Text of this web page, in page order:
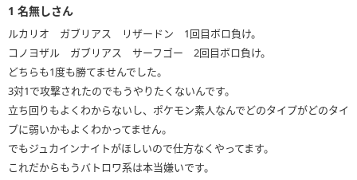
1 名無しさん
ルカリオ ガブリアス リザードン 1回目ボロ負け。
コノヨザル ガブリアス サーフゴー 2回目ボロ負け。
どちらも1度も勝てませんでした。
3対1で攻撃されたのでもうやりたくないんです。
立ち回りもよくわからないし、ポケモン素人なんでどのタイプがどのタイ
プに弱いかもよくわかってません。
でもジュカインナイトがほしいので仕方なくやってます。
これだからもうバトロワ系は本当嫌いです。